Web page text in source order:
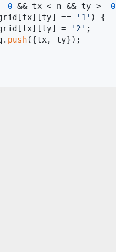
0 && tx < n && ty >= 0
== '1' ) {
=
'2' ;
push({tx, ty});